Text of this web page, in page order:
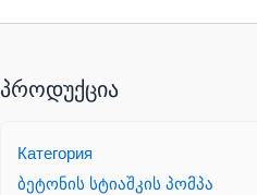
პროდუქცია
Категория
ბეტონის სტიაშკის პომპა